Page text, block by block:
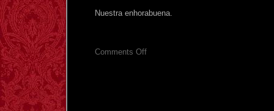
Nuestra enhorabuena.
Comments Offon